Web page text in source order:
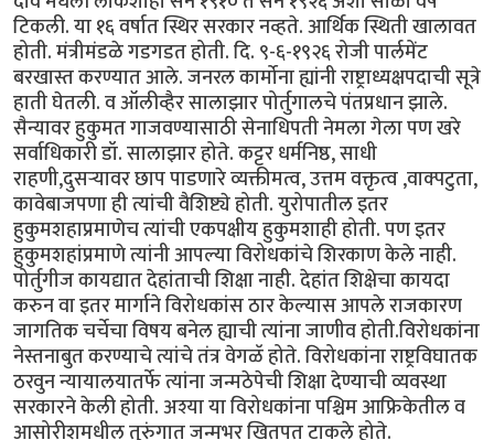
टिकली. या १६ वर्षात स्थिर सरकार नव्हते. आर्थिक स्थिती खालावत
होती. मंत्रीमंडळे गडगडत होती. दि. ९-६-१९२६ रोजी पार्लमेंट
बरखास्त करण्यात आले. जनरल कार्मोना ह्यांनी राष्ट्राध्यक्षपदाची सूत्रे
हाती घेतली. व ऑलीव्हैर सालाझार पोर्तुगालचे पंतप्रधान झाले.
सैन्यावर हुकुमत गाजवण्यासाठी सेनाधिपती नेमला गेला पण खरे
सर्वाधिकारी डॉ. सालाझार होते. कट्टर धर्मनिष्ठ, साधी
राहणी,दुसर्‍यावर छाप पाडणारे व्यक्तीमत्व, उत्तम वक्तृत्व ,वाक्पटुता,
कावेबाजपणा ही त्यांची वैशिष्ट्ये होती. युरोपातील इतर
हुकुमशहाप्रमाणेच त्यांची एकपक्षीय हुकुमशाही होती. पण इतर
हुकुमशहांप्रमाणे त्यांनी आपल्या विरोधकांचे शिरकाण केले नाही.
पोर्तुगीज कायद्यात देहांताची शिक्षा नाही. देहांत शिक्षेचा कायदा
करुन वा इतर मार्गाने विरोधकांस ठार केल्यास आपले राजकारण
जागतिक चर्चेचा विषय बनेल ह्याची त्यांना जाणीव होती.विरोधकांना
नेस्तनाबुत करण्याचे त्यांचे तंत्र वेगळॅ होते. विरोधकांना राष्ट्रविघातक
ठरवुन न्यायालयातर्फे त्यांना जन्मठेपेची शिक्षा देण्याची व्यवस्था
सरकारने केली होती. अश्या या विरोधकांना पश्चिम आफ्रिकेतील व
आसोरीशमधील तुरुंगात जन्मभर खितपत टाकले होते.